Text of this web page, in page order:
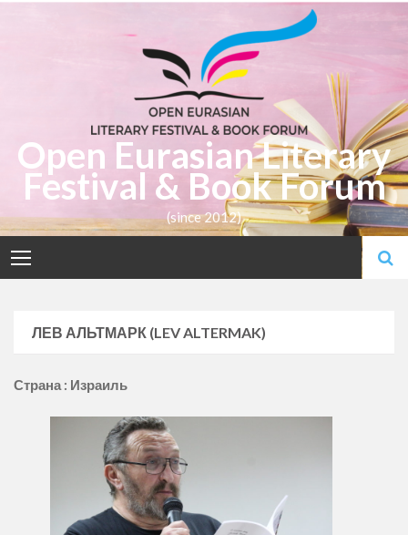
Open Eurasian Literary
Festival & Book Forum
(since 2012)
ЛЕВ АЛЬТМАРК (LEV ALTERMAK)
Страна : Израиль